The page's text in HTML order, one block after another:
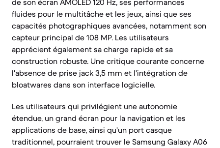
de son écran AMOLED 120 Hz, ses performances
fluides pour le multitâche et les jeux, ainsi que ses
capacités photographiques avancées, notamment son
capteur principal de 108 MP. Les utilisateurs
apprécient également sa charge rapide et sa
construction robuste. Une critique courante concerne
l'absence de prise jack 3,5 mm et l'intégration de
bloatwares dans son interface logicielle.
Les utilisateurs qui privilégient une autonomie
étendue, un grand écran pour la navigation et les
applications de base, ainsi qu'un port casque
traditionnel, pourraient trouver le Samsung Galaxy A06